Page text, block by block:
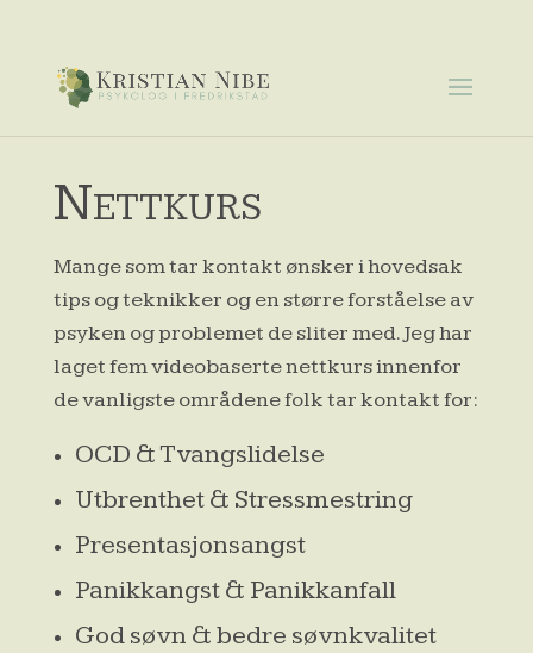
Nettkurs
Mange som tar kontakt ønsker i hovedsak
tips og teknikker og en større forståelse av
psyken og problemet de sliter med. Jeg har
laget fem videobaserte nettkurs innenfor
de vanligste områdene folk tar kontakt for:
OCD & Tvangslidelse
Utbrenthet & Stressmestring
Presentasjonsangst
Panikkangst & Panikkanfall
God søvn & bedre søvnkvalitet